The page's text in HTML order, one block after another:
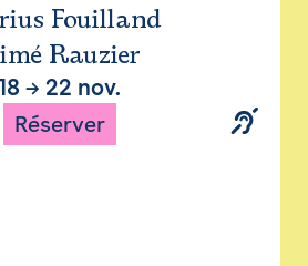
Fouilland
Rauzier
18 → 22 nov.
Réserver